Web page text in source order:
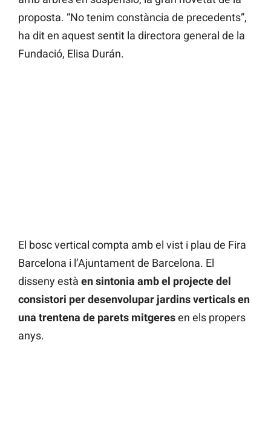
proposta. “No tenim constància de precedents”,
ha dit en aquest sentit la directora general de la
Fundació, Elisa Durán.
El bosc vertical compta amb el vist i plau de Fira
Barcelona i l’Ajuntament de Barcelona. El
disseny està en sintonia amb el projecte del
consistori per desenvolupar jardins verticals en
una trentena de parets mitgeresen els propers
anys.